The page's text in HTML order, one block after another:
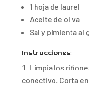
1 hoja de laurel
Aceite de oliva
Sal y pimienta al
Instrucciones:
Limpia los
conectivo. Corta